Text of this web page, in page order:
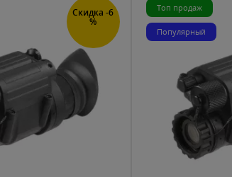
Скидка -6
%
Топ продаж
Популярный